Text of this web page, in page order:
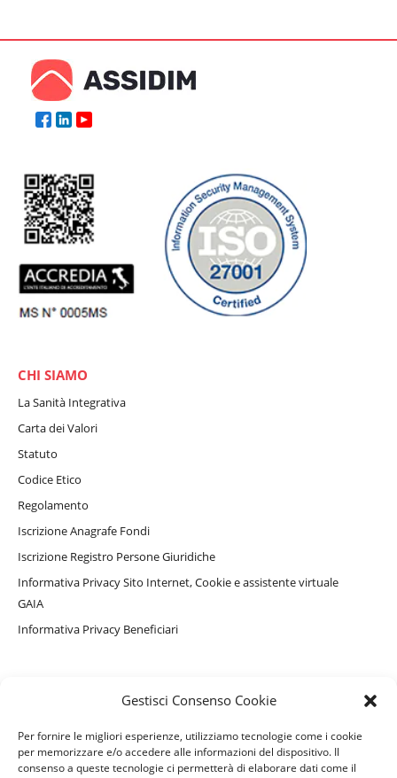
Gestisci Consenso Cookie
Per fornire le migliori esperienze, utilizziamo tecnologie come i cookie
per memorizzare e/o accedere alle informazioni del dispositivo. Il
consenso a queste tecnologie ci permetterà di elaborare dati come il
CHI SIAMO
La Sanità Integrativa
Carta dei Valori
Statuto
Codice Etico
Regolamento
Iscrizione Anagrafe Fondi
Iscrizione Registro Persone Giuridiche
Informativa Privacy Sito Internet, Cookie e assistente virtuale
GAIA
Informativa Privacy Beneficiari
PERSONE ASSISTITE
Come accedere ai rimborsi